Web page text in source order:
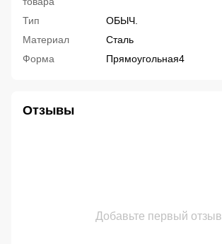
Тип
ОБЫЧ.
Материал
Сталь
Форма
Прямоугольная4
Отзывы
Добавьте первый отзыв